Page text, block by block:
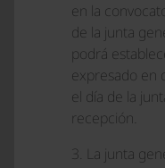
en la
de la junta
podrá
expresado en
el día de la
recepción.
3. La junta